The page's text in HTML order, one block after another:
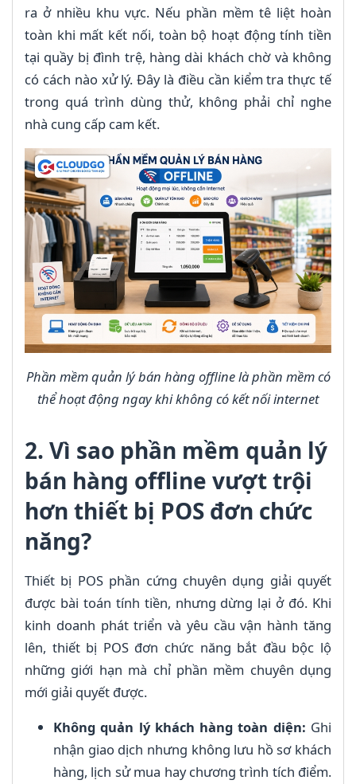
ra ở nhiều khu vực. Nếu phần mềm tê liệt hoàn
toàn khi mất kết nối, toàn bộ hoạt động tính tiền
tại quầy bị đình trệ, hàng dài khách chờ và không
có cách nào xử lý. Đây là điều cần kiểm tra thực tế
trong quá trình dùng thử, không phải chỉ nghe
nhà cung cấp cam kết.
Phần mềm quản lý bán hàng offline là phần mềm có
thể hoạt động ngay khi không có kết nối internet
2. Vì sao phần mềm quản lý
bán hàng offline vượt trội
hơn thiết bị POS đơn chức
năng?
Thiết bị POS phần cứng chuyên dụng giải quyết
được bài toán tính tiền, nhưng dừng lại ở đó. Khi
kinh doanh phát triển và yêu cầu vận hành tăng
lên, thiết bị POS đơn chức năng bắt đầu bộc lộ
những giới hạn mà chỉ phần mềm chuyên dụng
mới giải quyết được.
Không quản lý khách hàng toàn diện: Ghi
nhận giao dịch nhưng không lưu hồ sơ khách
hàng, lịch sử mua hay chương trình tích điểm.